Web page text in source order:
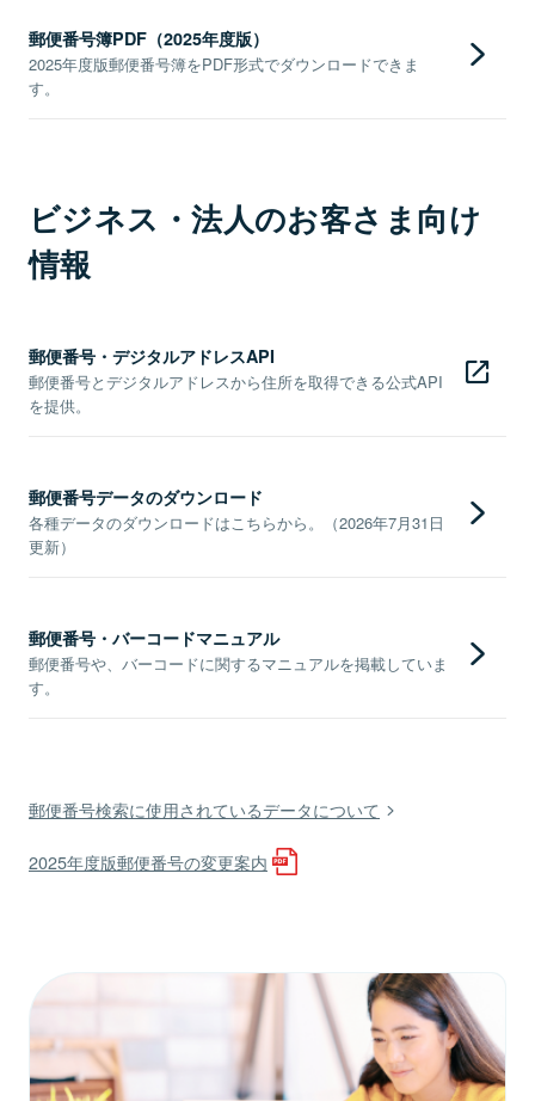
郵便番号簿PDF（2025年度版）
2025年度版郵便番号簿をPDF形式でダウンロードできま
す。
ビジネス・法人のお客さま向け
情報
郵便番号・デジタルアドレスAPI
郵便番号とデジタルアドレスから住所を取得できる公式API
を提供。
郵便番号データのダウンロード
各種データのダウンロードはこちらから。（2026年7月31日
更新）
郵便番号・バーコードマニュアル
郵便番号や、バーコードに関するマニュアルを掲載していま
す。
郵便番号検索に使用されているデータについて
2025年度版郵便番号の変更案内